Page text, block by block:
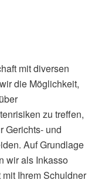
mit diversen
die Möglichkeit,
zu treffen,
Gerichts- und
Auf Grundlage
wir als Inkasso
Ihrem Schuldner